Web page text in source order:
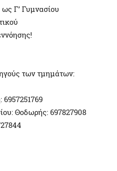
Γ’ Γυμνασίου
των τμημάτων:
6957251769
Θοδωρής: 697827908